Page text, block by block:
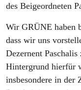
des Beigeordneten
Wir GRÜNE haben
dass wir uns
Dezernent
Hintergrund hierfür
insbesondere in der